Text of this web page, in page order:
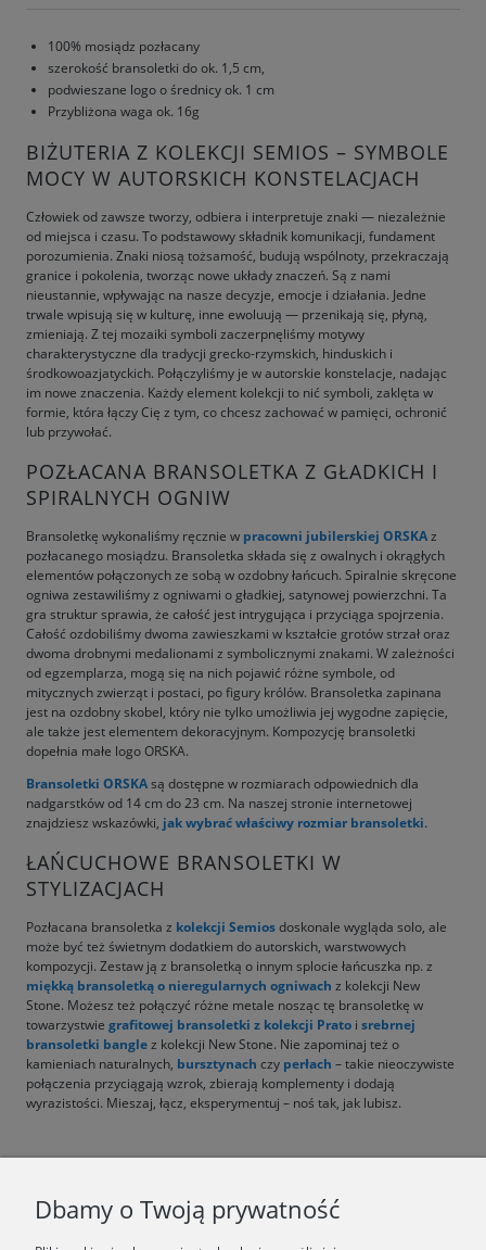
100% mosiądz pozłacany
szerokość bransoletki do ok. 1,5 cm,
podwieszane logo o średnicy ok. 1 cm
Przybliżona waga ok. 16g
BIŻUTERIA Z KOLEKCJI SEMIOS – SYMBOLE
MOCY W AUTORSKICH KONSTELACJACH
Człowiek od zawsze tworzy, odbiera i interpretuje znaki — niezależnie
od miejsca i czasu. To podstawowy składnik komunikacji, fundament
porozumienia. Znaki niosą tożsamość, budują wspólnoty, przekraczają
granice i pokolenia, tworząc nowe układy znaczeń. Są z nami
nieustannie, wpływając na nasze decyzje, emocje i działania. Jedne
trwale wpisują się w kulturę, inne ewoluują — przenikają się, płyną,
zmieniają. Z tej mozaiki symboli zaczerpnęliśmy motywy
charakterystyczne dla tradycji grecko-rzymskich, hinduskich i
środkowoazjatyckich. Połączyliśmy je w autorskie konstelacje, nadając
im nowe znaczenia. Każdy element kolekcji to nić symboli, zaklęta w
formie, która łączy Cię z tym, co chcesz zachować w pamięci, ochronić
lub przywołać.
POZŁACANA BRANSOLETKA Z GŁADKICH I
SPIRALNYCH OGNIW
Bransoletkę wykonaliśmy ręcznie w pracowni jubilerskiej ORSKAz
pozłacanego mosiądzu. Bransoletka składa się z owalnych i okrągłych
elementów połączonych ze sobą w ozdobny łańcuch. Spiralnie skręcone
ogniwa zestawiliśmy z ogniwami o gładkiej, satynowej powierzchni. Ta
gra struktur sprawia, że całość jest intrygująca i przyciąga spojrzenia.
Całość ozdobiliśmy dwoma zawieszkami w kształcie grotów strzał oraz
dwoma drobnymi medalionami z symbolicznymi znakami. W zależności
od egzemplarza, mogą się na nich pojawić różne symbole, od
mitycznych zwierząt i postaci, po figury królów. Bransoletka zapinana
jest na ozdobny skobel, który nie tylko umożliwia jej wygodne zapięcie,
ale także jest elementem dekoracyjnym. Kompozycję bransoletki
dopełnia małe logo ORSKA.
Bransoletki ORSKAsą dostępne w rozmiarach odpowiednich dla
nadgarstków od 14 cm do 23 cm. Na naszej stronie internetowej
znajdziesz wskazówki, jak wybrać właściwy rozmiar bransoletki.
ŁAŃCUCHOWE BRANSOLETKI W
STYLIZACJACH
Pozłacana bransoletka z kolekcji Semiosdoskonale wygląda solo, ale
może być też świetnym dodatkiem do autorskich, warstwowych
kompozycji. Zestaw ją z bransoletką o innym splocie łańcuszka np. z
miękką bransoletką o nieregularnych ogniwach z kolekcji New
Stone. Możesz też połączyć różne metale nosząc tę bransoletkę w
towarzystwie grafitowej bransoletki z kolekcji Prato i srebrnej
bransoletki banglez kolekcji New Stone. Nie zapominaj też o
kamieniach naturalnych, bursztynach czy perłach – takie nieoczywiste
połączenia przyciągają wzrok, zbierają komplementy i dodają
wyrazistości. Mieszaj, łącz, eksperymentuj – noś tak, jak lubisz.
ŚWIAT ORSKA
Dbamy o Twoją prywatność